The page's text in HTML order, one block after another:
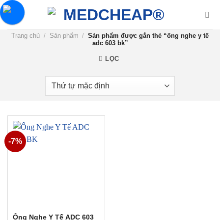
Chuyển
đến
nội
Trang chủ / Sản phẩm / Sản phẩm được gắn thẻ “ống nghe y tế
adc 603 bk”
LỌC
-7%
Ống Nghe Y Tế ADC 603